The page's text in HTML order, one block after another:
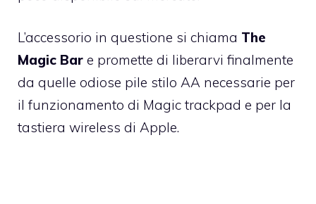
L’accessorio in questione si chiama The
Magic Bar e promette di liberarvi finalmente
da quelle odiose pile stilo AA necessarie per
il funzionamento di Magic trackpad e per la
tastiera wireless di Apple.